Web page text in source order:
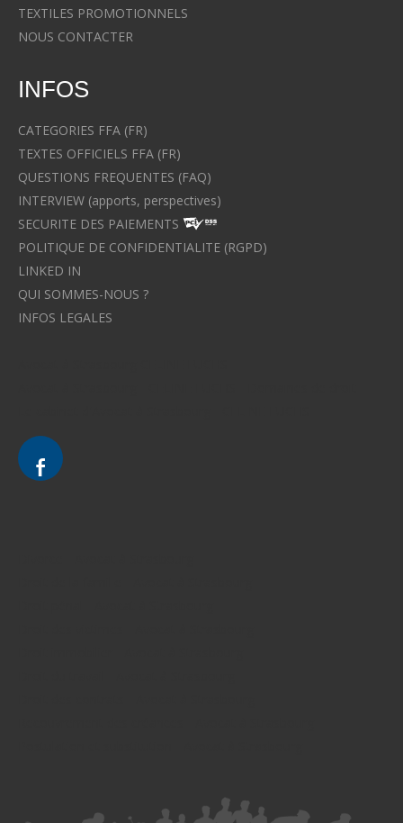
TEXTILES PROMOTIONNELS
NOUS CONTACTER
INFOS
CATEGORIES FFA (FR)
TEXTES OFFICIELS FFA (FR)
QUESTIONS FREQUENTES (FAQ)
INTERVIEW (apports, perspectives)
SECURITE DES PAIEMENTS
POLITIQUE DE CONFIDENTIALITE (RGPD)
LINKED IN
QUI SOMMES-NOUS ?
INFOS LEGALES